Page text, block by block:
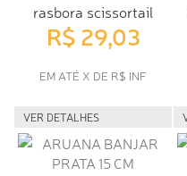
rasbora scissortail
R$ 29,03
EM ATÉ X DE R$ INF
VER DETALHES